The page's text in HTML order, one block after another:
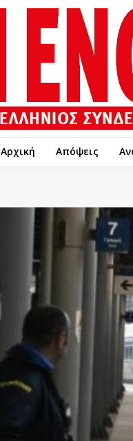
Αρχική Απόψεις